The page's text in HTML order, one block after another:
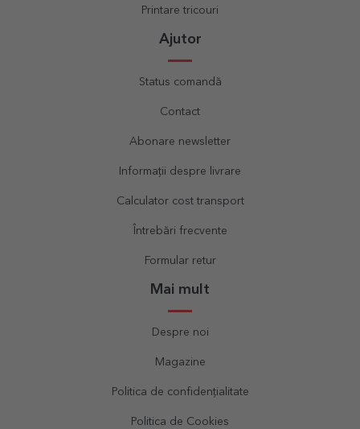
Printare tricouri
Ajutor
Status comandă
Contact
Abonare newsletter
Informații despre livrare
Calculator cost transport
Întrebări frecvente
Formular retur
Mai mult
Despre noi
Magazine
Politica de confidențialitate
Politica de Cookies